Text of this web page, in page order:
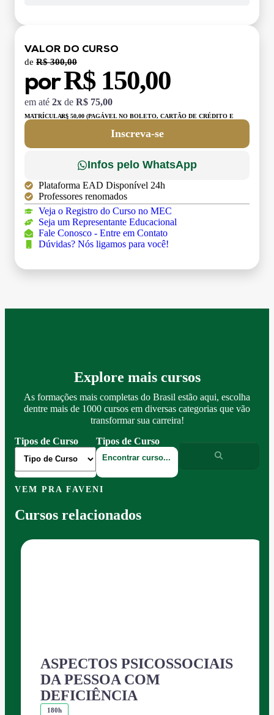
VALOR DO CURSO
de R$ 300,00
porR$ 150,00
em até 2x de R$ 75,00
MATRÍCULA:R$ 50,00 (PAGÁVEL NO BOLETO, CARTÃO DE CRÉDITO E
Inscreva-se
Infos pelo WhatsApp
Plataforma EAD Disponível 24h
Professores renomados
Veja o Registro do Curso no MEC
Seja um Representante Educacional
Fale Conosco - Entre em Contato
Dúvidas? Nós ligamos para você!
Explore mais cursos
As formações mais completas do Brasil estão aqui, escolha
dentre mais de 1000 cursos em diversas categorias que vão
transformar sua carreira!
Tipos de Curso
Tipos de Curso
VEM PRA FAVENI
Cursos relacionados
ASPECTOS PSICOSSOCIAIS
DA PESSOA COM
DEFICIÊNCIA
180h